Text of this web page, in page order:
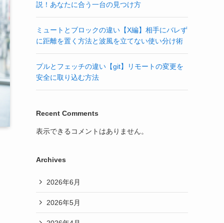
説！あなたに合う一台の見つけ方
ミュートとブロックの違い【X編】相手にバレず
に距離を置く方法と波風を立てない使い分け術
プルとフェッチの違い【git】リモートの変更を
安全に取り込む方法
Recent Comments
表示できるコメントはありません。
Archives
2026年6月
2026年5月